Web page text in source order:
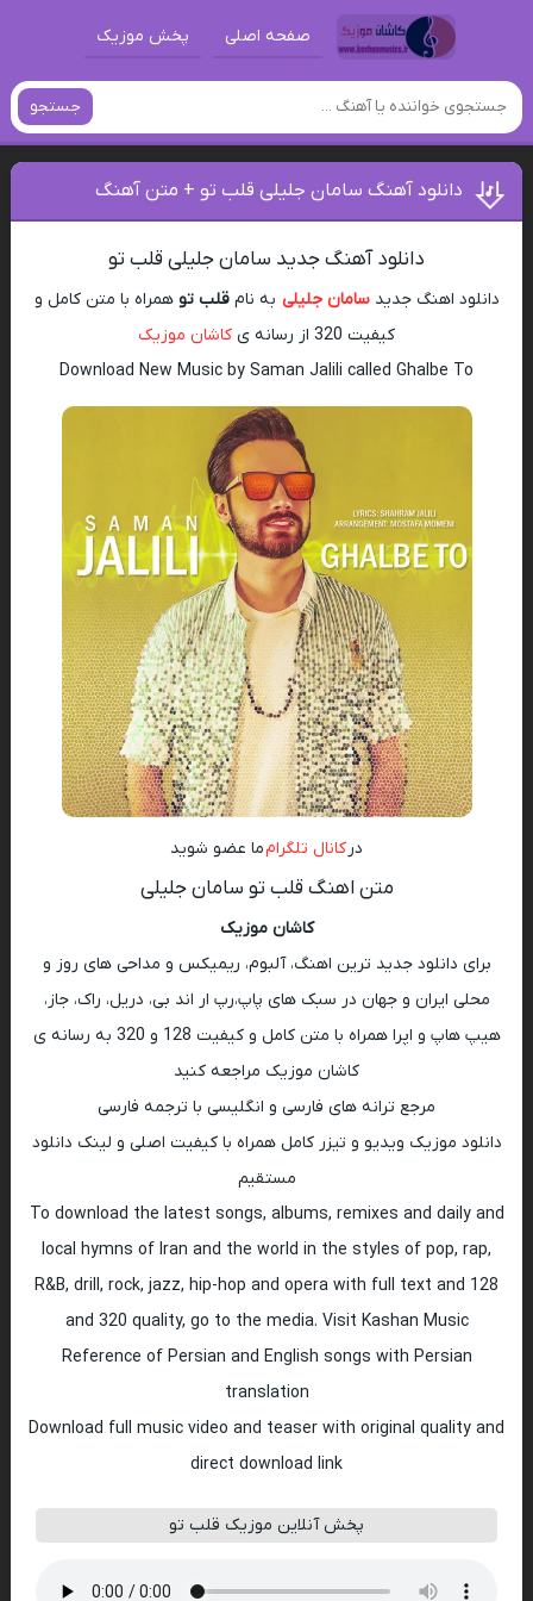
صفحه اصلی پخش موزیک
جستجو
دانلود آهنگ سامان جلیلی قلب تو + متن آهنگ
دانلود آهنگ جدید سامان جلیلی قلب تو
دانلود اهنگ جدیدسامان جلیلی به نامقلب تو همراه با متن کامل و
کیفیت 320 از رسانه ی
کاشان موزیک
Download New Music by Saman Jalili called Ghalbe To
در کانال تلگرامما عضو شوید
متن اهنگ قلب تو سامان جلیلی
کاشان موزیک
برای دانلود جدید ترین اهنگ، آلبوم، ریمیکس و مداحی های روز و
محلی ایران و جهان در سبک های پاپ،رپ ار اند بی، دریل، راک، جاز،
هیپ هاپ و اپرا همراه با متن کامل و کیفیت 128 و 320 به رسانه ی
کاشان موزیک مراجعه کنید
مرجع ترانه های فارسی و انگلیسی با ترجمه فارسی
دانلود موزیک ویدیو و تیزر کامل همراه با کیفیت اصلی و لینک دانلود
مستقیم
To download the latest songs, albums, remixes and daily and
local hymns of Iran and the world in the styles of pop, rap,
R&B, drill, rock, jazz, hip-hop and opera with full text and 128
and 320 quality, go to the media. Visit Kashan Music
Reference of Persian and English songs with Persian
translation
Download full music video and teaser with original quality and
direct download link
پخش آنلاین موزیک قلب تو